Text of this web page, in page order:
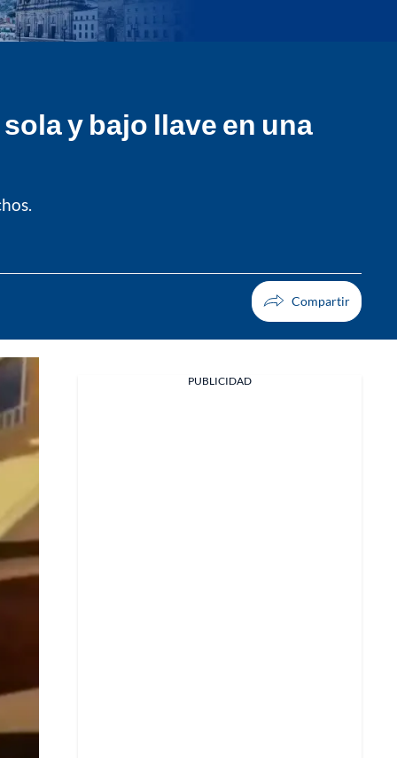
y bajo llave en una
PUBLICIDAD